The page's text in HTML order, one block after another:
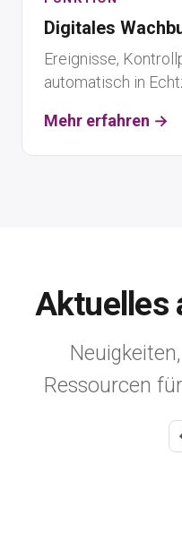
Digitales
Ereignisse,
automatisch in
Mehr erfahren →
Aktuelles
Ressourcen